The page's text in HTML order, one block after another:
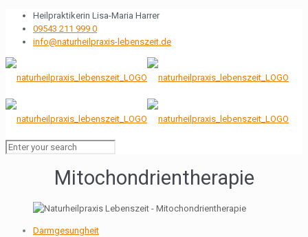
Heilpraktikerin Lisa-Maria Harrer
09543 211 999 0
info@naturheilpraxis-lebenszeit.de
Mitochondrientherapie
Darmgesungheit